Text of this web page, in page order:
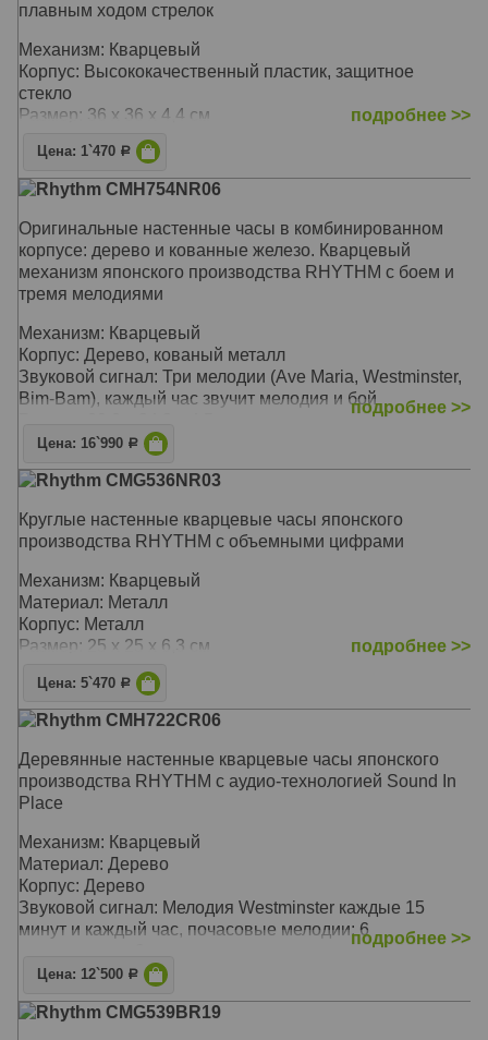
плавным ходом стрелок
Механизм: Кварцевый
Корпус: Высококачественный пластик, защитное
стекло
Размер: 36 х 36 х 4,4 см
подробнее >>
Цена: 1`470 Р
Rhythm CMH754NR06
Оригинальные настенные часы в комбинированном
корпусе: дерево и кованные железо. Кварцевый
механизм японского производства RHYTHM с боем и
тремя мелодиями
Механизм: Кварцевый
Корпус: Дерево, кованый металл
Звуковой сигнал: Три мелодии (Ave Maria, Westminster,
Bim-Bam), каждый час звучит мелодия и бойподробнее >>
Цена: 16`990 Р
Rhythm CMG536NR03
Круглые настенные кварцевые часы японского
производства RHYTHM с объемными цифрами
Механизм: Кварцевый
Материал: Металл
Корпус: Металл
Размер: 25 х 25 х 6,3 см
подробнее >>
Цена: 5`470 Р
Rhythm CMH722CR06
Деревянные настенные кварцевые часы японского
производства RHYTHM с аудио-технологией Sound In
Place
Механизм: Кварцевый
Материал: Дерево
Корпус: Дерево
Звуковой сигнал: Мелодия Westminster каждые 15
минут и каждый час, почасовые мелодии: 6
Размер: 32 х 32 х 7 см
подробнее >>
Цена: 12`500 Р
Rhythm CMG539BR19